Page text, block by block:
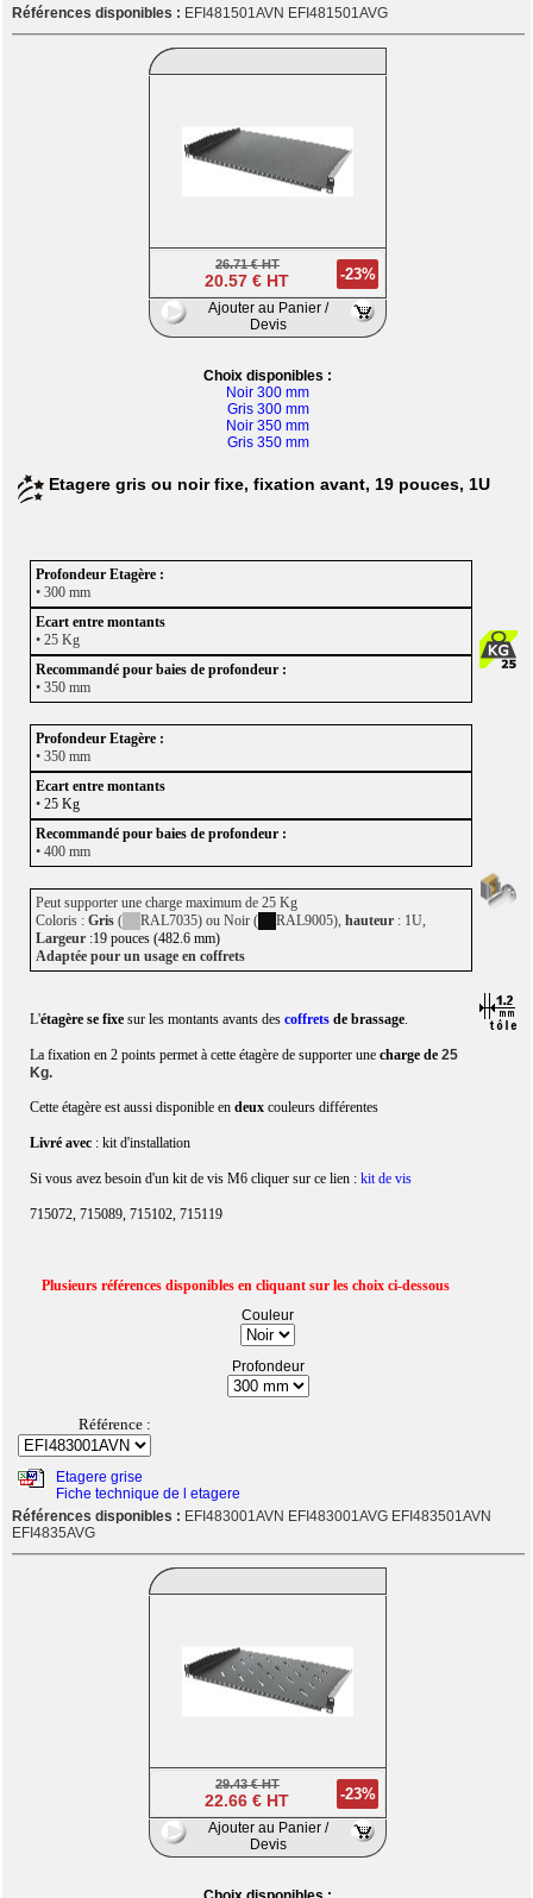
Références disponibles : EFI481501AVN EFI481501AVG
26.71 € HT
20.57 € HT -23%
Ajouter au Panier /
Devis
Choix disponibles :
Noir 300 mm
Gris 300 mm
Noir 350 mm
Gris 350 mm
Etagere gris ou noir fixe, fixation avant, 19 pouces, 1U
• 300 mm
• 25 Kg
• 350 mm
• 350 mm
•25 Kg
• 400 mm
Peut supporter une charge maximum de 25 Kg
Coloris :Gris( RAL7035) ou Noir ( RAL9005),hauteur : 1U,
Largeur :19 pouces (482.6 mm)
Adaptée pour un usage en coffrets
L'étagère se fixe sur les montants avants descoffrets de brassage.
La fixation en 2 points permet à cette étagère de supporter unecharge de 25
Kg.
Cette étagère est aussi disponible endeux couleurs différentes
Livré avec : kit d'installation
Si vous avez besoin d'un kit de vis M6 cliquer sur ce lien :kit de vis
715072, 715089, 715102, 715119
Plusieurs références disponibles en cliquant sur les choix ci-dessous
Couleur
Profondeur
Référence :
Etagere grise
Fiche technique de l etagere
Références disponibles : EFI483001AVN EFI483001AVG EFI483501AVN
EFI4835AVG
29.43 € HT
22.66 € HT -23%
Ajouter au Panier /
Devis